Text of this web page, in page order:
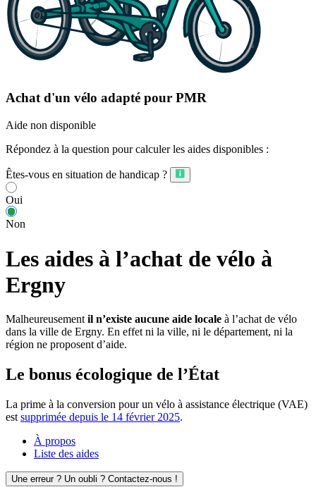
Achat d'un vélo adapté pour PMR
Aide non disponible
Répondez à la question pour calculer les aides disponibles :
Êtes-vous en situation de handicap ?
Oui
Non
Les aides à l’achat de vélo à
Ergny
Malheureusement il n’existe aucune aide locale à l’achat de vélo
dans la ville de Ergny. En effet ni la ville, ni le département, ni la
région ne proposent d’aide.
Le bonus écologique de l’État
La prime à la conversion pour un vélo à assistance électrique (VAE)
est supprimée depuis le 14 février 2025.
À propos
Liste des aides
Une erreur ? Un oubli ? Contactez-nous !